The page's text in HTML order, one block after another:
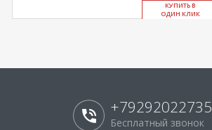
КУ­ПИТЬ В
ОДИН КЛИК
+79292022735
Бесплатный звонок